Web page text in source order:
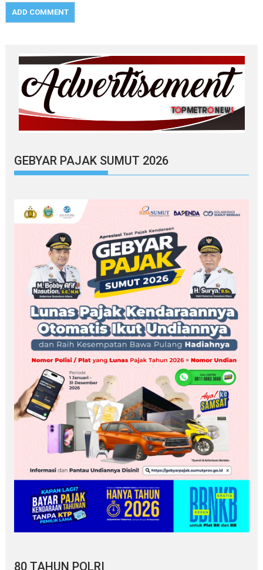
GEBYAR PAJAK SUMUT 2026
80 TAHUN POLRI